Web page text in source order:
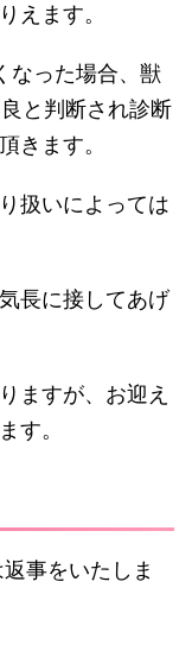
えます。
なった場合、獣
と判断され診断
きます。
扱いによっては
長に接してあげ
ますが、お迎え
す。
事をいたしま